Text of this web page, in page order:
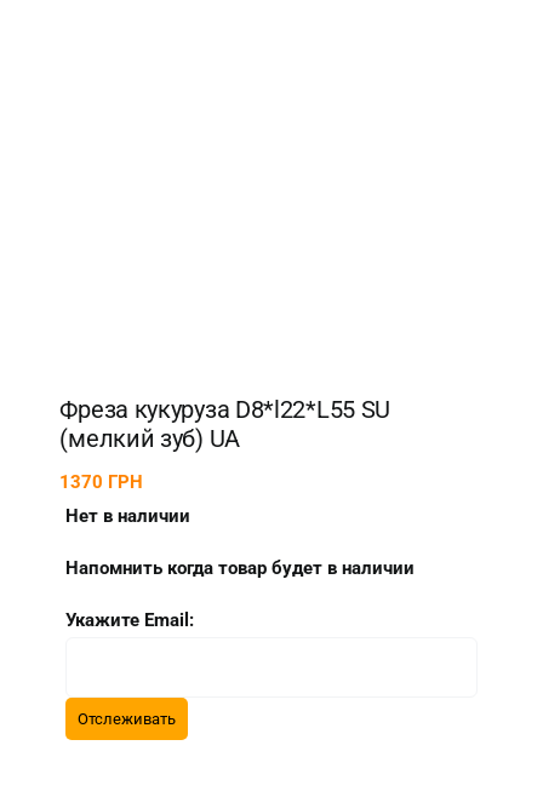
Фреза кукуруза D8*l22*L55 SU
(мелкий зуб) UA
1370 ГРН
Нет в наличии
Напомнить когда товар будет в наличии
Укажите Email: